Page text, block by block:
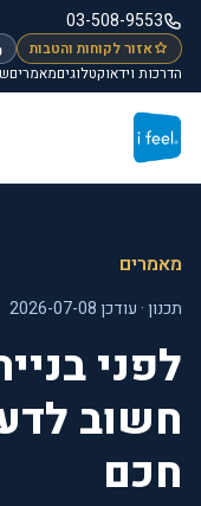
דלג לתוכן הראשי
03-508-9553
אזור לקוחות והטבות
הדרכות וידאוקטלוגיםמאמרים
מאמרים
תכנון · עודכן 2026-07-08
לפני
חשוב
חכם